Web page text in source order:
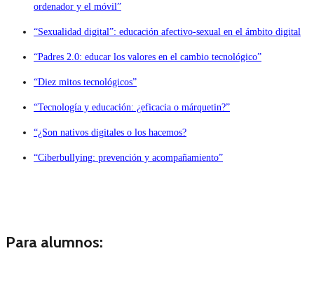
ordenador y el móvil”
“Sexualidad digital”: educación afectivo-sexual en el ámbito digital
“Padres 2.0: educar los valores en el cambio tecnológico”
“Diez mitos tecnológicos”
“Tecnología y educación: ¿eficacia o márquetin?”
“¿Son nativos digitales o los hacemos?
“Ciberbullying: prevención y acompañamiento”
Para alumnos: